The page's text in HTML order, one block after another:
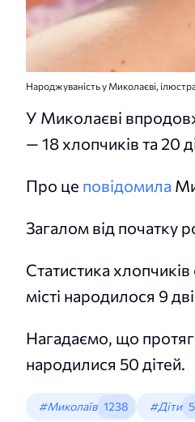
Народжуваність у Миколаєві,
У Миколаєві
— 18 хлопчиків та 20
Про це повідомила
Загалом від початку
Статистика
місті народилося 9
Нагадаємо, що
народилися 50 дітей.
#Миколаїв 1238 #Діти